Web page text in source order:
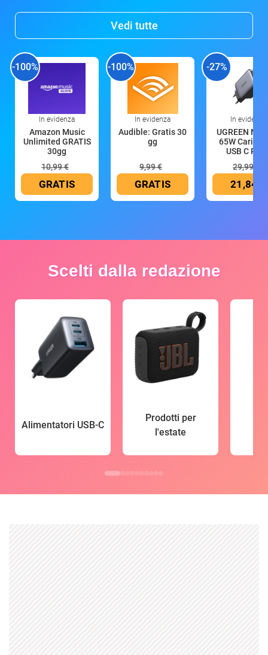
Vedi tutte
-100%
In evidenza
Amazon Music
Unlimited GRATIS
30gg
10,99 €
GRATIS
-100%
In evidenza
Audible: Gratis 30
gg
9,99 €
GRATIS
-27%
In evidenza
UGREEN
65W
USB C
29,99 €
21,84 €
Scelti dalla redazione
Alimentatori USB-C
Prodotti per
l'estate